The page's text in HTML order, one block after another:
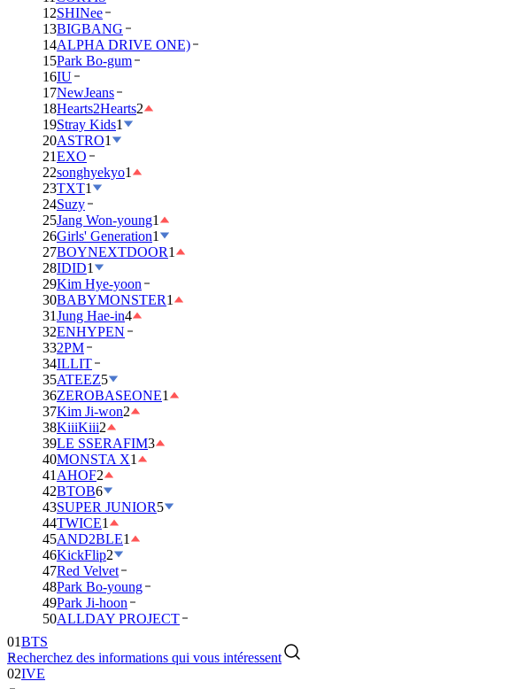
12SHINee
13BIGBANG
14ALPHA DRIVE ONE)
15Park Bo-gum
16IU
17NewJeans
18Hearts2Hearts2
19Stray Kids1
20ASTRO1
21EXO
22songhyekyo1
23TXT1
24Suzy
25Jang Won-young1
26Girls' Generation1
27BOYNEXTDOOR1
28IDID1
29Kim Hye-yoon
30BABYMONSTER1
31Jung Hae-in4
32ENHYPEN
332PM
34ILLIT
35ATEEZ5
36ZEROBASEONE1
37Kim Ji-won2
38KiiiKiii2
39LE SSERAFIM3
40MONSTA X1
41 AHOF2
42BTOB6
43SUPER JUNIOR5
44TWICE1
45AND2BLE1
46KickFlip2
47Red Velvet
48Park Bo-young
49Park Ji-hoon
50ALLDAY PROJECT
Recherchez des informations qui vous intéressent
BTS
02IVE
03DAY6